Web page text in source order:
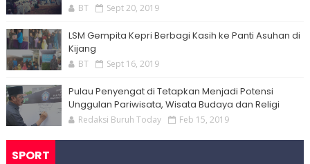
BT Sept 20, 2019
LSM Gempita Kepri Berbagi Kasih ke Panti Asuhan di
Kijang
BT Sept 16, 2019
Pulau Penyengat di Tetapkan Menjadi Potensi
Unggulan Pariwisata, Wisata Budaya dan Religi
Redaksi Buruh Today Feb 15, 2019
SPORT